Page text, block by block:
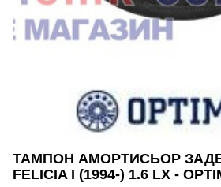
ТАМПОН АМОРТИСЬОР
FELICIA I (1994-) 1.6 LX -